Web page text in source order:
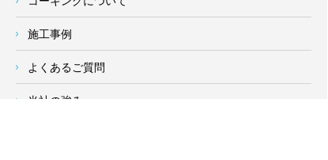
施工事例
よくあるご質問
当社の強み